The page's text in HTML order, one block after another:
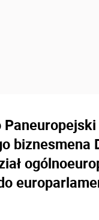
biznesmena